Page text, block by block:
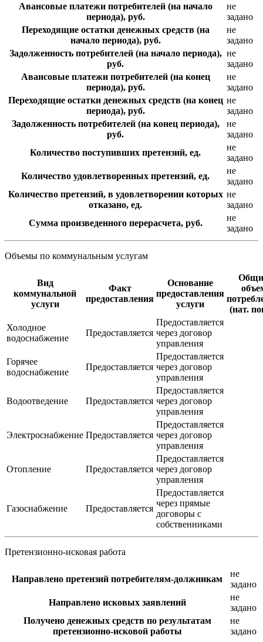
Авансовые платежи потребителей (на начало
периода), руб.
не
задано
Переходящие остатки денежных средств (на
начало периода), руб.
не
задано
Задолженность потребителей (на начало периода),
руб.
не
задано
Авансовые платежи потребителей (на конец
периода), руб.
не
задано
Переходящие остатки денежных средств (на конец
периода), руб.
не
задано
Задолженность потребителей (на конец периода),
руб.
не
задано
Количество поступивших претензий, ед.
не
задано
Количество удовлетворенных претензий, ед.
не
задано
Количество претензий, в удовлетворении которых
отказано, ед.
не
задано
Сумма произведенного перерасчета, руб.
не
задано
Объемы по коммунальным услугам
Вид
коммунальной
услуги
Факт
предоставления
Основание
предоставления
услуги
(нат.
Холодное
водоснабжение
Предоставляется
Предоставляется
через договор
управления
Горячее
водоснабжение
Предоставляется
Предоставляется
через договор
управления
Водоотведение Предоставляется
Предоставляется
через договор
управления
Электроснабжение Предоставляется
Предоставляется
через договор
управления
Отопление Предоставляется
Предоставляется
через договор
управления
Газоснабжение Предоставляется
Предоставляется
через прямые
договоры с
собственниками
Претензионно-исковая работа
Направлено претензий потребителям-должникам
не
задано
Направлено исковых заявлений
не
задано
Получено денежных средств по результатам
претензионно-исковой работы
не
задано